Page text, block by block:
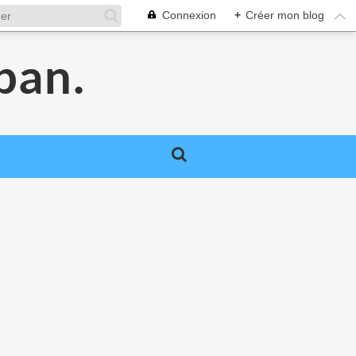
Connexion + Créer mon blog